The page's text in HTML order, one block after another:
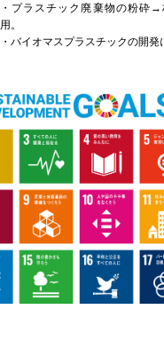
・プラスチック廃棄物の粉砕
用。
・バイオマスプラスチックの開